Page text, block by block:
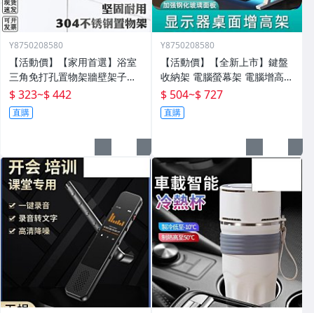
Y8750208580
【活動價】【家用首選】浴室
三角免打孔置物架牆壁架子壁
掛分層置物架衛生間轉角架三
角籃
$ 323~$ 442
直購
Y8750208580
【活動價】【全新上市】鍵盤
收納架 電腦螢幕架 電腦增高架
電腦架 置物增高架 桌面電腦架
螢幕增高架 螢幕收納架 臺式
$ 504~$ 727
直購